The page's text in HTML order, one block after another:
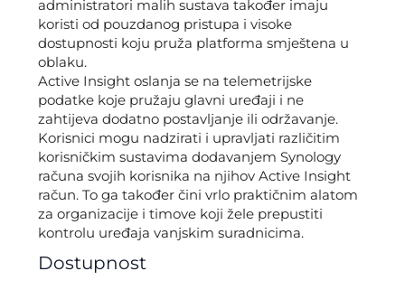
administratori malih sustava također imaju
koristi od pouzdanog pristupa i visoke
dostupnosti koju pruža platforma smještena u
oblaku.
Active Insight oslanja se na telemetrijske
podatke koje pružaju glavni uređaji i ne
zahtijeva dodatno postavljanje ili održavanje.
Korisnici mogu nadzirati i upravljati različitim
korisničkim sustavima dodavanjem Synology
računa svojih korisnika na njihov Active Insight
račun. To ga također čini vrlo praktičnim alatom
za organizacije i timove koji žele prepustiti
kontrolu uređaja vanjskim suradnicima.
Dostupnost